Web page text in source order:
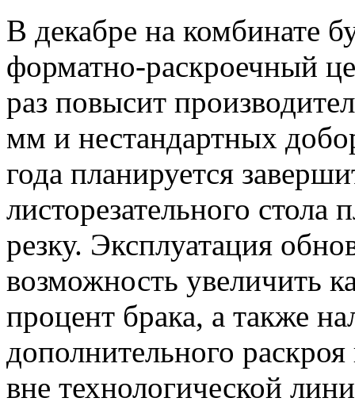
В декабре на комбинате
форматно-раскроечный
раз повысит
мм и нестандартных
года планируется
листорезательного
резку. Эксплуатация
возможность увеличить
процент брака, а также
дополнительного
вне технологической